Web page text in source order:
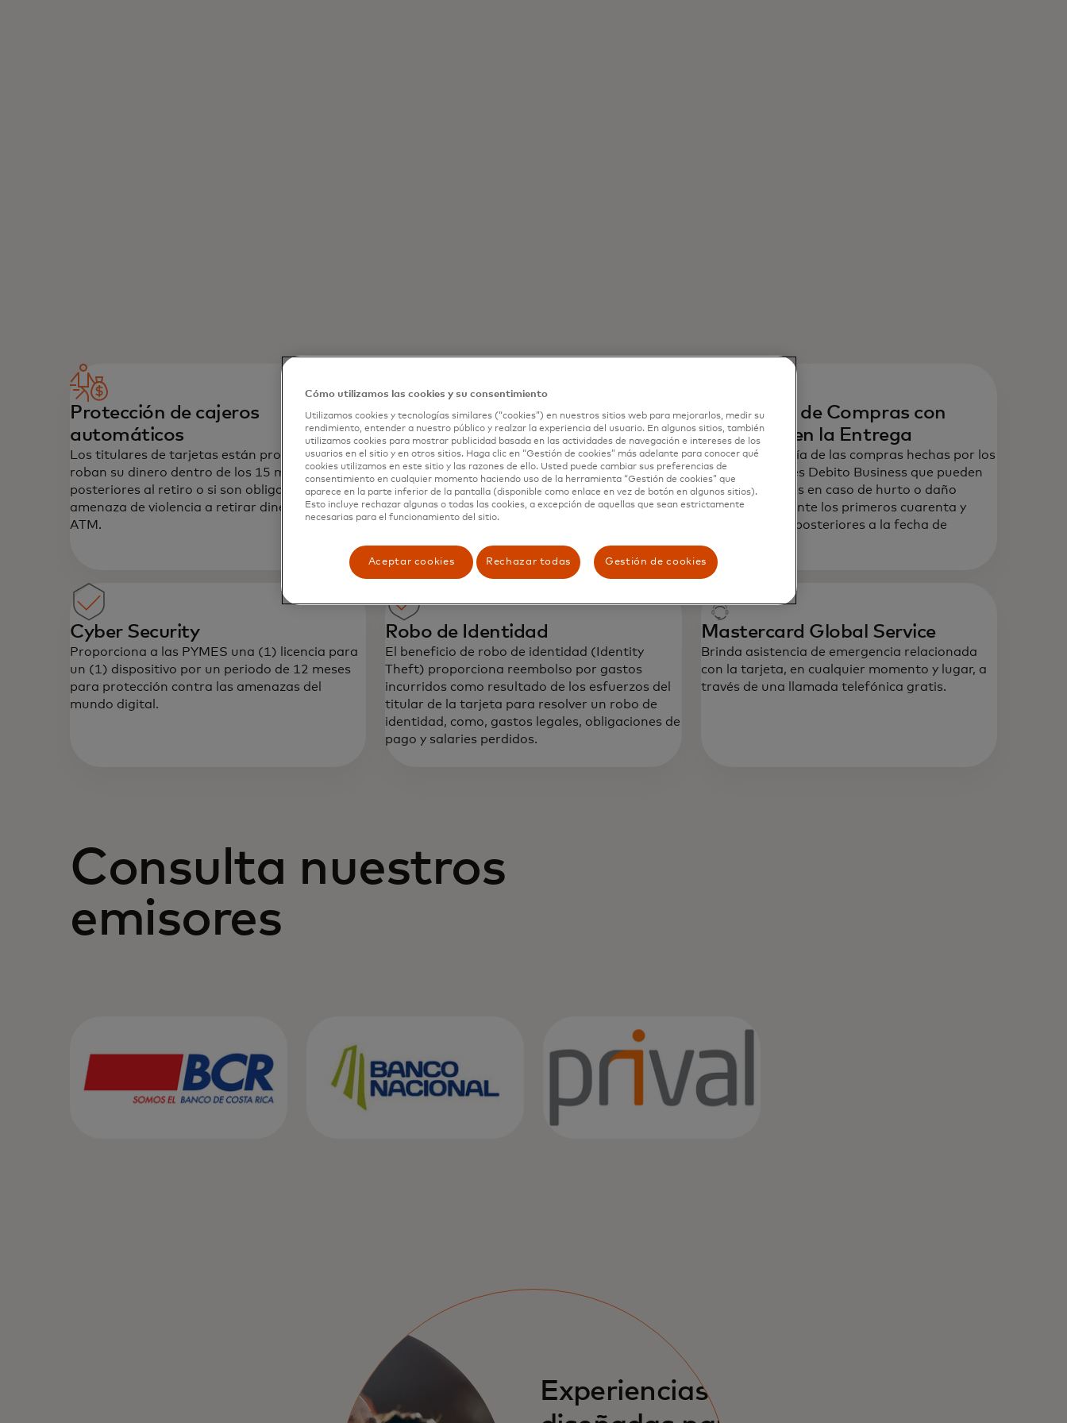
Protege tu negocio. Prepárate para lo inesperado con los
beneficios de Mastercard.
Protección de cajeros
automáticos
Los titulares de tarjetas están protegidos si les
roban su dinero dentro de los 15 minutos
posteriores al retiro o si son obligados por una
amenaza de violencia a retirar dinero de un
ATM.‎
Seguro de Accidente AD&D
Ofrece a los tarjetahabientes Mastercard
Debito Business protección en caso de Muerte
Accidental o Desmembramiento (incluyendo
perdida de la visión, habla o audición) como
resultado de un accidente cubierto.
Protección de Compras con
cobertura en la Entrega
Cubre la mayoría de las compras hechas por los
tarjetahabientes Debito Business que pueden
estar protegidas en caso de hurto o daño
accidental durante los primeros cuarenta y
cinco (45) días posteriores a la fecha de
Cyber Security
Proporciona a las PYMES una (1) licencia para
un (1) dispositivo por un periodo de 12 meses
para protección contra las amenazas del
mundo digital.
Robo de Identidad
El beneficio de robo de identidad (Identity
Theft) proporciona reembolso por gastos
incurridos como resultado de los esfuerzos del
titular de la tarjeta para resolver un robo de
identidad, como, gastos legales, obligaciones de
pago y salaries perdidos.
Mastercard Global Service‎
Brinda asistencia de emergencia relacionada
con la tarjeta, en cualquier momento y lugar, a
través de una llamada telefónica gratis.
Consulta nuestros
emisores
Experiencias
Cómo utilizamos las cookies y su consentimiento
Utilizamos cookies y tecnologías similares (“cookies”) en nuestros sitios web para mejorarlos, medir su
rendimiento, entender a nuestro público y realzar la experiencia del usuario. En algunos sitios, también
utilizamos cookies para mostrar publicidad basada en las actividades de navegación e intereses de los
usuarios en el sitio y en otros sitios. Haga clic en “Gestión de cookies” más adelante para conocer qué
cookies utilizamos en este sitio y las razones de ello. Usted puede cambiar sus preferencias de
consentimiento en cualquier momento haciendo uso de la herramienta “Gestión de cookies” que
aparece en la parte inferior de la pantalla (disponible como enlace en vez de botón en algunos sitios).
Esto incluye rechazar algunas o todas las cookies, a excepción de aquellas que sean estrictamente
necesarias para el funcionamiento del sitio.
Aceptar cookies Rechazar todas Gestión de cookies